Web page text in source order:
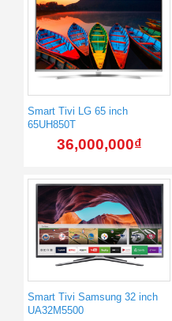
Smart Tivi LG 65 inch
65UH850T
36,000,000₫
Smart Tivi Samsung 32 inch
UA32M5500